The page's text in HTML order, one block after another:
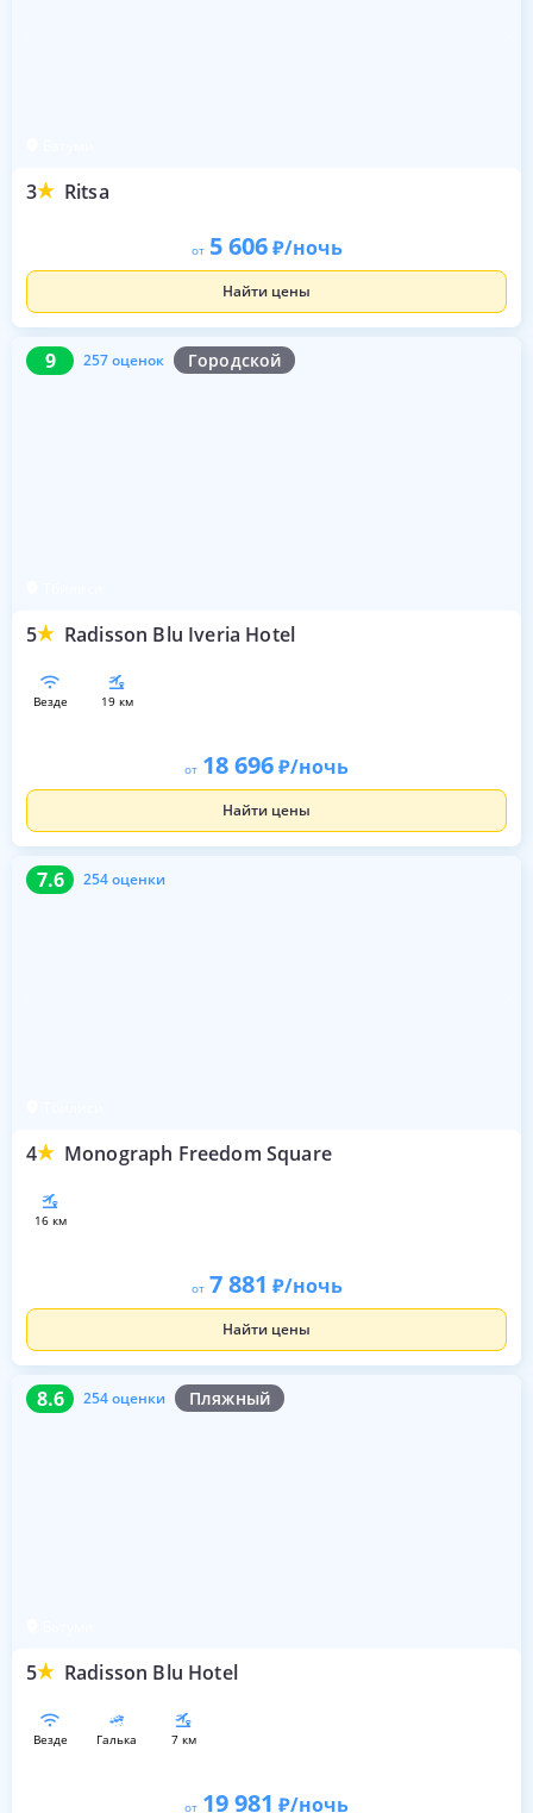
3 Ritsa
от 5 606 /ночь
Найти цены
9 257 оценок Городской
5 Radisson Blu Iveria Hotel
9 257 оценок
везде 19 км
от 18 696 /ночь
Найти цены
7.6 254 оценки
4 Monograph Freedom Square
7.6 254 оценки
16 км
от 7 881 /ночь
Найти цены
8.6 254 оценки Пляжный
5 Radisson Blu Hotel
8.6 254 оценки
везде галька 7 км
от 19 981 /ночь